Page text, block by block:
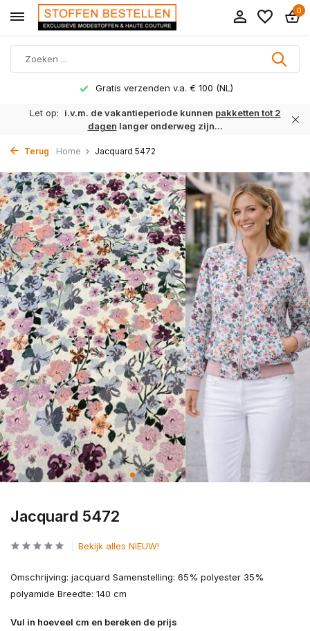
0
Gratis verzenden v.a. € 100 (NL)
Let op: i.v.m. de vakantieperiode kunnen pakketten tot 2
dagen langer onderweg zijn...
Terug Home Jacquard 5472
Jacquard 5472
Bekijk alles NIEUW!
Omschrijving: jacquard Samenstelling: 65% polyester 35%
polyamide Breedte: 140 cm
Vul in hoeveel cm en bereken de prijs